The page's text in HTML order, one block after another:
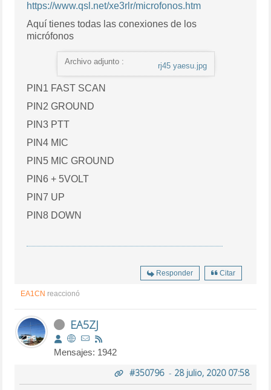
https://www.qsl.net/xe3rlr/microfonos.htm
Aquí tienes todas las conexiones de los
micrófonos
Archivo adjunto : rj45 yaesu.jpg
PIN1 FAST SCAN
PIN2 GROUND
PIN3 PTT
PIN4 MIC
PIN5 MIC GROUND
PIN6 + 5VOLT
PIN7 UP
PIN8 DOWN
Responder Citar
EA1CN reaccionó
EA5ZJ
Mensajes: 1942
#350796- 28 julio, 2020 07:58